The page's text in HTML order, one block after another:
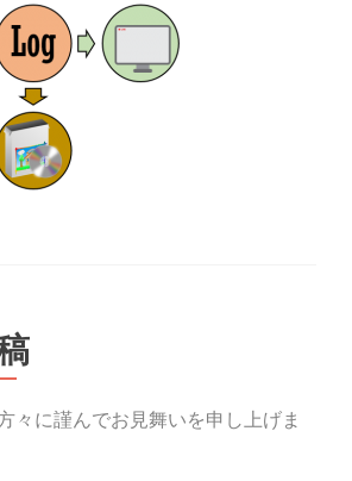
々に謹んでお見舞いを申し上げま